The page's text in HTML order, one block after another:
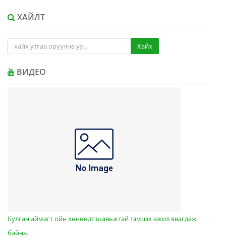
ХАЙЛТ
Хайх
ВИДЕО
Булган аймагт ойн хөнөөлт шавьжтай тэмцэх ажил явагдаж
байна.